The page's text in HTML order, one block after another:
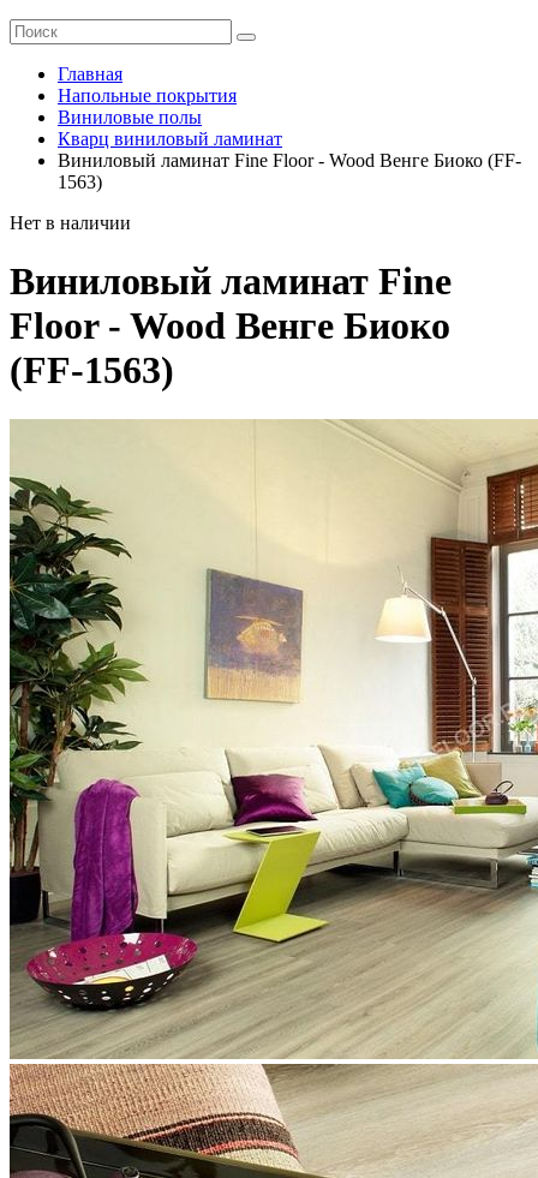
Главная
Напольные покрытия
Виниловые полы
Кварц виниловый ламинат
Виниловый ламинат Fine Floor - Wood Венге Биоко (FF-
1563)
Нет в наличии
Виниловый ламинат Fine
Floor - Wood Венге Биоко
(FF-1563)